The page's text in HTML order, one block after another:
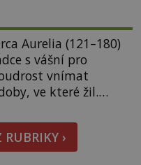
Aurelia (121–180)
s vášní pro
vnímat
ve které žil.
to byl jen životem
Marcus Aurelius
[…]
›